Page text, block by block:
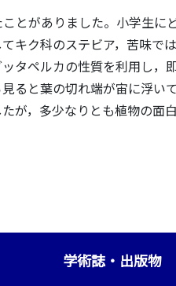
とがありました。小学生に
キク科のステビア，苦味で
タペルカの性質を利用し，
ると葉の切れ端が宙に浮い
が，多少なりとも植物の面
学術誌・出版物